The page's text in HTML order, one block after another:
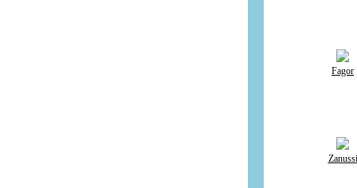
Fagor
Zanussi